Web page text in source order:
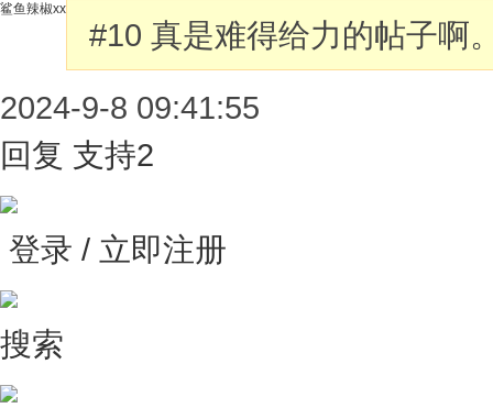
鲨鱼辣椒xx
#10 真是难得给力的帖子啊
2024-9-8 09:41:55
回复 支持2
登录 / 立即注册
搜索